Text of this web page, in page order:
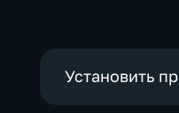
Установить